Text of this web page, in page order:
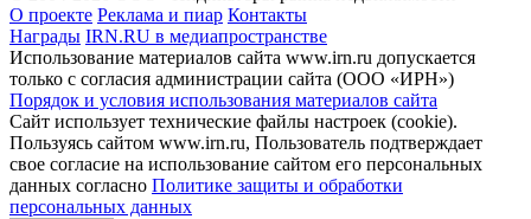
О проекте Реклама и пиар Контакты
Награды IRN.RU в медиапространстве
Использование материалов сайта www.irn.ru допускается
только с согласия администрации сайта (ООО «ИРН»)
Порядок и условия использования материалов сайта
Сайт использует технические файлы настроек (cookie).
Пользуясь сайтом www.irn.ru, Пользователь подтверждает
свое согласие на использование сайтом его персональных
данных согласно Политике защиты и обработки
персональных данных